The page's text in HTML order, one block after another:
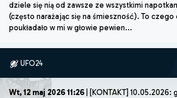
dziele się nią od zawsze ze wszystkimi
(często narażając się na śmieszność). To czego
poukładało w mi w głowie pewien...
UFO24
Wt, 12 maj 2026 11:26 | [KONTAKT] 10.05.2026: